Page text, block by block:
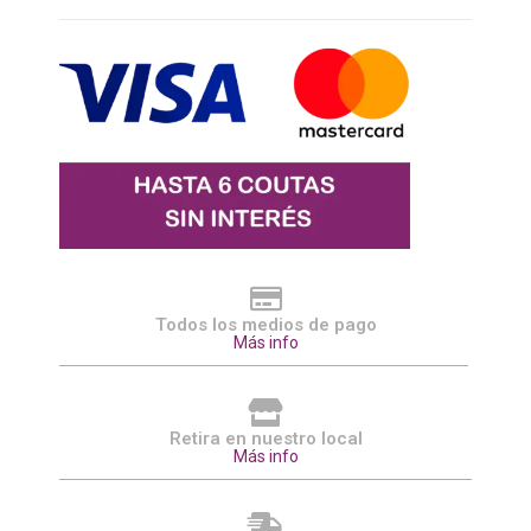
Todos los medios de pago
Más info
Retira en nuestro local
Más info